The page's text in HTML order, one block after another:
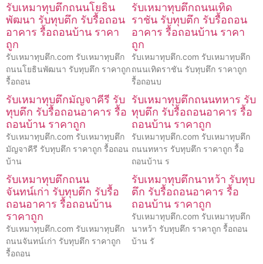
รับเหมาทุบตึกถนนโยธิน
พัฒนา รับทุบตึก รับรื้อถอน
อาคาร รื้อถอนบ้าน ราคา
ถูก
รับเหมาทุบตึก.com รับเหมาทุบตึก
ถนนโยธินพัฒนา รับทุบตึก ราคาถูก
รื้อถอน
รับเหมาทุบตึกถนนเทิด
ราชัน รับทุบตึก รับรื้อถอน
อาคาร รื้อถอนบ้าน ราคา
ถูก
รับเหมาทุบตึก.com รับเหมาทุบตึก
ถนนเทิดราชัน รับทุบตึก ราคาถูก
รื้อถอนบ
รับเหมาทุบตึกมัญจาคีรี รับ
ทุบตึก รับรื้อถอนอาคาร รื้อ
ถอนบ้าน ราคาถูก
รับเหมาทุบตึก.com รับเหมาทุบตึก
มัญจาคีรี รับทุบตึก ราคาถูก รื้อถอน
บ้าน
รับเหมาทุบตึกถนนทหาร รับ
ทุบตึก รับรื้อถอนอาคาร รื้อ
ถอนบ้าน ราคาถูก
รับเหมาทุบตึก.com รับเหมาทุบตึก
ถนนทหาร รับทุบตึก ราคาถูก รื้อ
ถอนบ้าน ร
รับเหมาทุบตึกถนน
จันทน์เก่า รับทุบตึก รับรื้อ
ถอนอาคาร รื้อถอนบ้าน
ราคาถูก
รับเหมาทุบตึก.com รับเหมาทุบตึก
ถนนจันทน์เก่า รับทุบตึก ราคาถูก
รื้อถอน
รับเหมาทุบตึกนาหว้า รับทุบ
ตึก รับรื้อถอนอาคาร รื้อ
ถอนบ้าน ราคาถูก
รับเหมาทุบตึก.com รับเหมาทุบตึก
นาหว้า รับทุบตึก ราคาถูก รื้อถอน
บ้าน รั